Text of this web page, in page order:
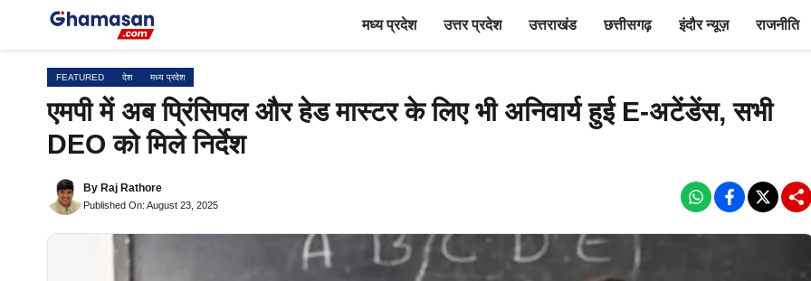
मध्य प्रदेश उत्तर प्रदेश उत्तराखंड छत्तीसगढ़ इंदौर न्यूज़ राजनीति
FEATURED देश मध्य प्रदेश
एमपी में अब प्रिंसिपल और हेड मास्टर के लिए भी अनिवार्य हुई E-अटेंडेंस, सभी
DEO को मिले निर्देश
By Raj Rathore
Published On: August 23, 2025